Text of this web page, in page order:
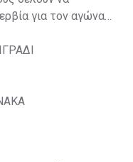
για τον αγώνα